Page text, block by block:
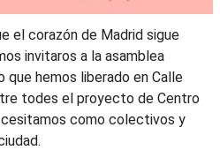
el corazón de Madrid sigue
invitaros a la asamblea
hemos liberado en Calle
todes el proyecto de Centro
como colectivos y